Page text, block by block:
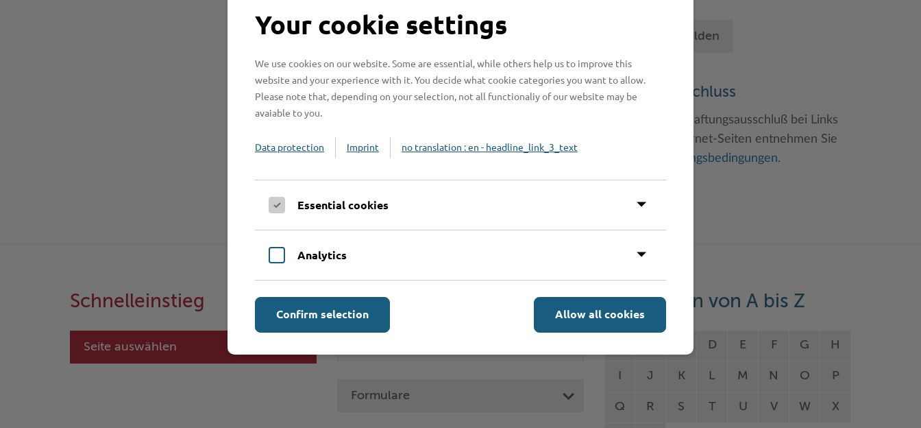
Betrieb anmelden
Haftungsauschluss
Hinweise zum Haftungsausschluß bei Links
zu anderen Internet-Seiten entnehmen Sie
Nutzungsbedingungen.
Schnelleinstieg
Seite auswählen
Online-Services
Formulare
Leistungen von A bis Z
D E F G H
J K L M N O P
Q R S T U V W X
Your cookie settings
We use cookies on our website. Some are essential, while others help us to improve this
website and your experience with it. You decide what cookie categories you want to allow.
Please note that, depending on your selection, not all functionaliy of our website may be
avaiable to you.
Data protection Imprint no translation : en - headline_link_3_text
Essential cookies
Analytics
Allow all cookies
Confirm selection